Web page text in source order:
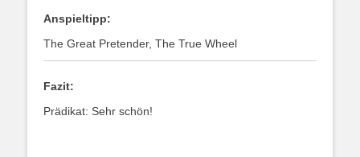
Anspieltipp:
The Great Pretender, The True Wheel
Fazit:
Prädikat: Sehr schön!